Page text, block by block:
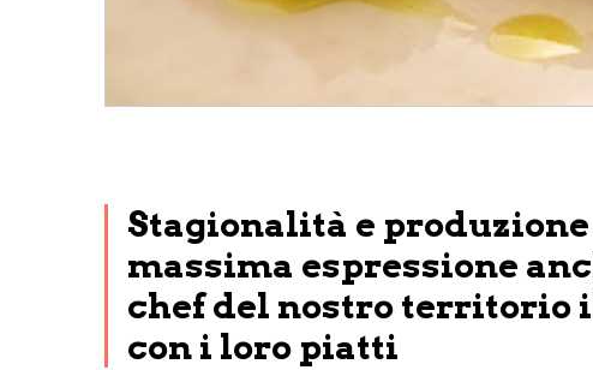
Stagionalità e
massima espressione
chef del nostro territorio
con i loro piatti